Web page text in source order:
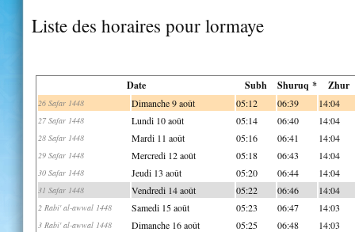
Liste des horaires pour lormaye
Date Subh Shuruq * Zhur
26 Safar 1448 Dimanche 9 août 05:12 06:39 14:04
27 Safar 1448 Lundi 10 août 05:14 06:40 14:04
28 Safar 1448 Mardi 11 août 05:16 06:41 14:04
29 Safar 1448 Mercredi 12 août 05:18 06:43 14:04
30 Safar 1448 Jeudi 13 août 05:20 06:44 14:04
31 Safar 1448 Vendredi 14 août 05:22 06:46 14:04
2 Rabi' al-awwal 1448 Samedi 15 août 05:23 06:47 14:03
3 Rabi' al-awwal 1448 Dimanche 16 août 05:25 06:48 14:03